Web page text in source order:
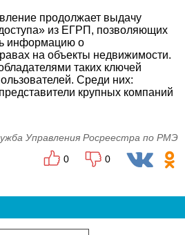
продолжает выдачу
из ЕГРП, позволяющих
информацию о
на объекты недвижимости.
таких ключей
Среди них:
крупных компаний
Управления Росреестра по РМЭ
0
0